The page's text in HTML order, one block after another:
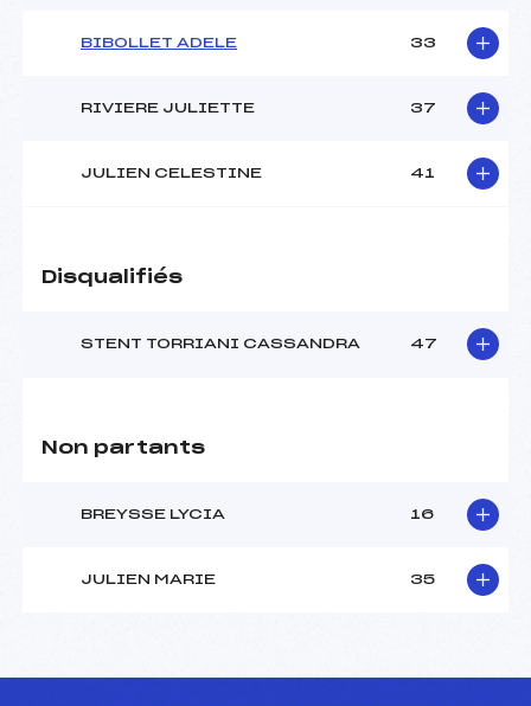
BIBOLLET ADELE 33
RIVIERE JULIETTE 37
JULIEN CELESTINE 41
Disqualifiés
STENT TORRIANI CASSANDRA 47
Non partants
BREYSSE LYCIA 16
JULIEN MARIE 35